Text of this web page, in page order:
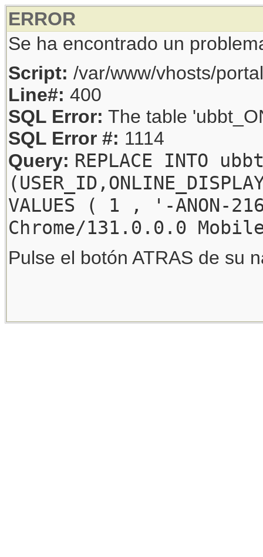
ERROR
Se ha encontrado un
Script: /var/www/vhosts/
Line#: 400
SQL Error: The table
SQL Error #: 1114
Query: REPLACE INTO
VALUES ( 1 , '-
Chrome/131.0.0.0
Pulse el botón ATRAS de su